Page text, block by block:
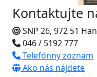
Kontaktujte
SNP 26, 972 51
046 / 5192 777
Telefónny zoznam
Ako nás nájdete